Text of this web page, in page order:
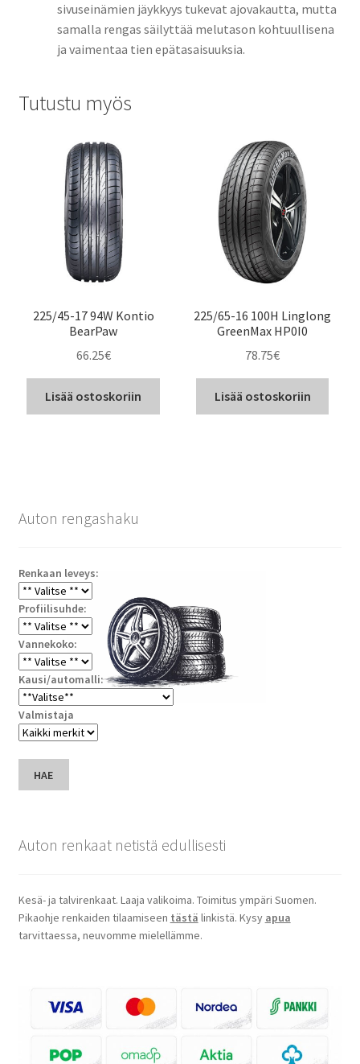
sivuseinämien jäykkyys tukevat ajovakautta, mutta
samalla rengas säilyttää melutason kohtuullisena
ja vaimentaa tien epätasaisuuksia.
Tutustu myös
225/45-17 94W Kontio
BearPaw
66.25€
Lisää ostoskoriin
225/65-16 100H Linglong
GreenMax HP0I0
78.75€
Lisää ostoskoriin
Auton rengashaku
Renkaan leveys:
Profiilisuhde:
Vannekoko:
Kausi/automalli:
Valmistaja
HAE
Auton renkaat netistä edullisesti
Kesä- ja talvirenkaat. Laaja valikoima. Toimitus ympäri Suomen.
Pikaohje renkaiden tilaamiseen tästä linkistä. Kysy apua
tarvittaessa, neuvomme mielellämme.